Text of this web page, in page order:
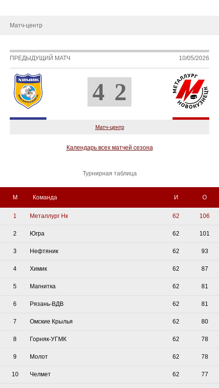
Матч-центр
ПРЕДЫДУЩИЙ МАТЧ 10/05/2026
4 2
Матч-центр
Календарь всех матчей сезона
Турнирная таблица
М Команда И О
1 Металлург Нк 62 106
2 Югра 62 101
3 Нефтяник 62 93
4 Химик 62 87
5 Магнитка 62 81
6 Рязань-ВДВ 62 81
7 Омские Крылья 62 80
8 Горняк-УГМК 62 78
9 Молот 62 78
10 Челмет 62 77